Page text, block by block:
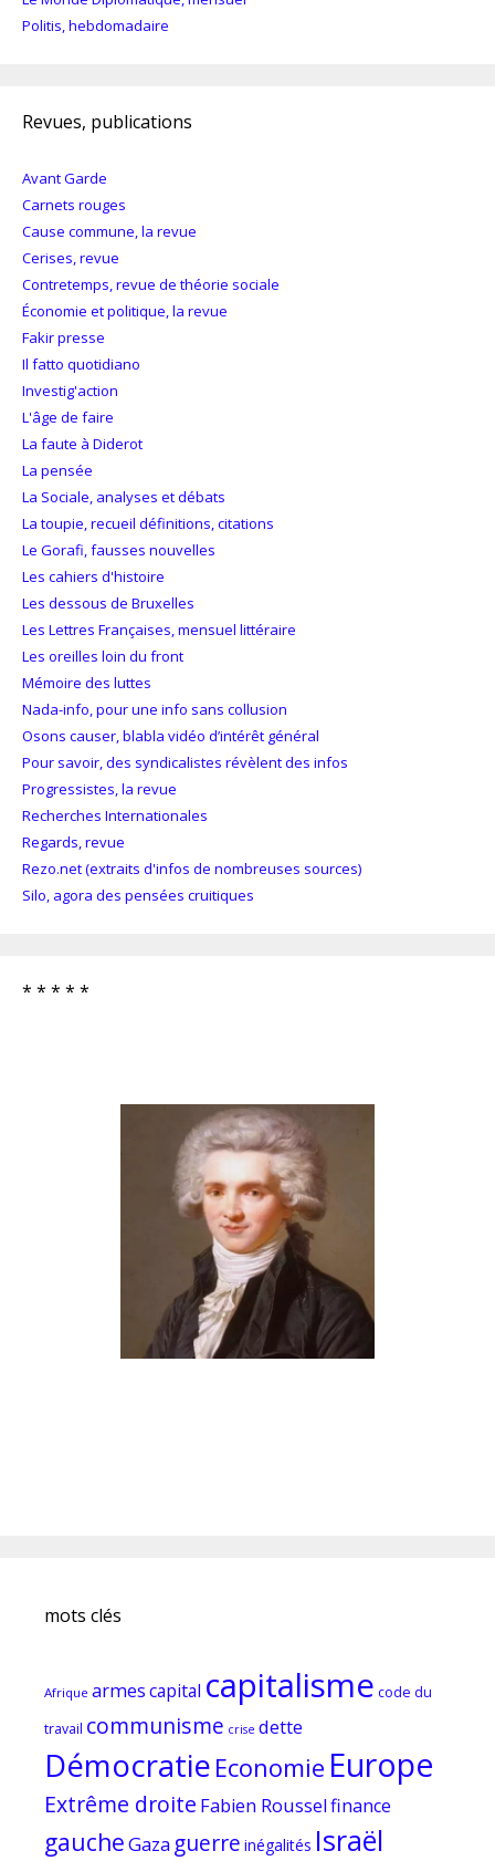
Politis, hebdomadaire
Revues, publications
Avant Garde
Carnets rouges
Cause commune, la revue
Cerises, revue
Contretemps, revue de théorie sociale
Économie et politique, la revue
Fakir presse
Il fatto quotidiano
Investig'action
L'âge de faire
La faute à Diderot
La pensée
La Sociale, analyses et débats
La toupie, recueil définitions, citations
Le Gorafi, fausses nouvelles
Les cahiers d'histoire
Les dessous de Bruxelles
Les Lettres Françaises, mensuel littéraire
Les oreilles loin du front
Mémoire des luttes
Nada-info, pour une info sans collusion
Osons causer, blabla vidéo d’intérêt général
Pour savoir, des syndicalistes révèlent des infos
Progressistes, la revue
Recherches Internationales
Regards, revue
Rezo.net (extraits d'infos de nombreuses sources)
Silo, agora des pensées cruitiques
* * * * *
mots clés
Afrique armescapital capitalisme code du
travail communisme crise dette
Démocratie Economie Europe
Extrême droite Fabien Rousselfinance
gaucheGaza guerre inégalités Israël